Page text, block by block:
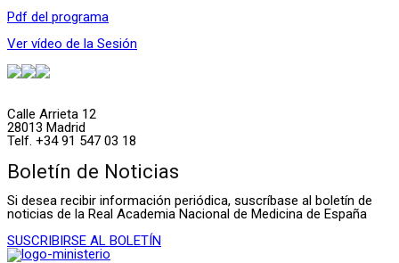
Pdf del programa
Ver vídeo de la Sesión
Calle Arrieta 12
28013 Madrid
Telf. +34 91 547 03 18
Boletín de Noticias
Si desea recibir información periódica, suscríbase al boletín de
noticias de la Real Academia Nacional de Medicina de España
SUSCRIBIRSE AL BOLETÍN